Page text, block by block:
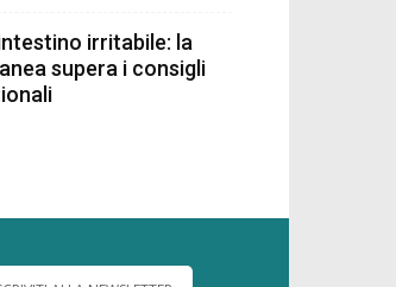
irritabile: la
supera i consigli